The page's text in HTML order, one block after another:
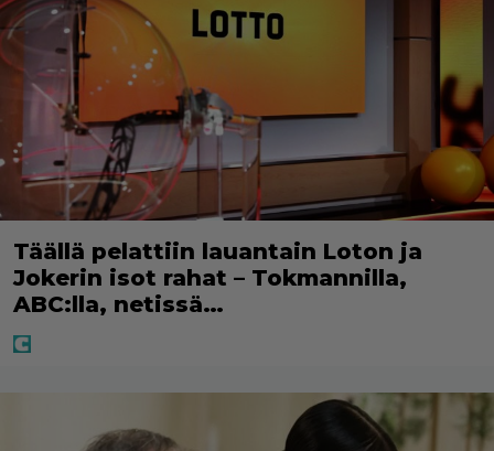
Täällä pelattiin lauantain Loton ja
Jokerin isot rahat – Tokmannilla,
ABC:lla, netissä…